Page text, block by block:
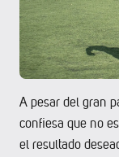
A pesar del gran
confiesa que no
el resultado